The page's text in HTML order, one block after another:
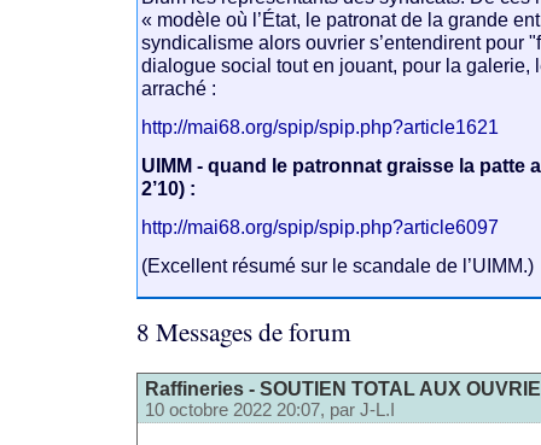
« modèle où l’État, le patronat de la grande
syndicalisme alors ouvrier s’entendirent pour
dialogue social tout en jouant, pour la galerie,
arraché :
http://mai68.org/spip/spip.php?article1621
UIMM - quand le patronnat graisse la patte
2’10) :
http://mai68.org/spip/spip.php?article6097
(Excellent résumé sur le scandale de l’UIMM.)
8 Messages de forum
Raffineries - SOUTIEN TOTAL AUX
10 octobre 2022 20:07, par J-L.I